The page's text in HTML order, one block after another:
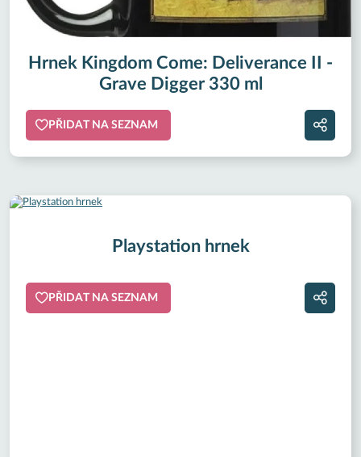
Hrnek Kingdom Come: Deliverance II -
Grave Digger 330 ml
PŘIDAT NA SEZNAM
Playstation hrnek
PŘIDAT NA SEZNAM